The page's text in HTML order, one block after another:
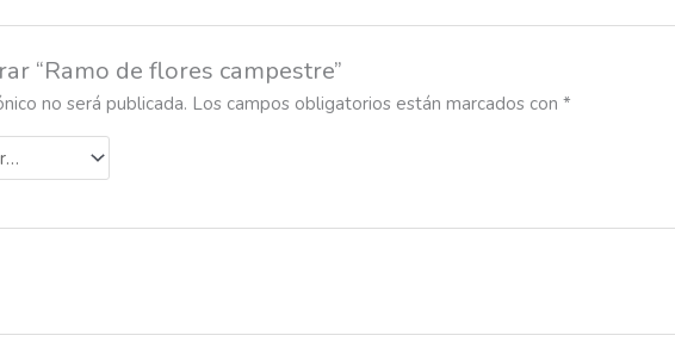
“Ramo de flores campestre”
no será publicada. Los campos obligatorios están marcados con*